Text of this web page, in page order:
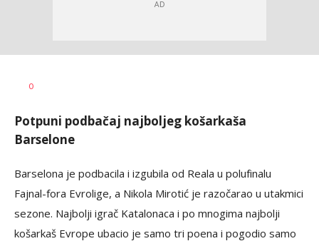
AUTOR
0
Potpuni podbačaj najboljeg košarkaša
Barselone
Barselona je podbacila i izgubila od Reala u polufinalu
Fajnal-fora Evrolige, a Nikola Mirotić je razočarao u utakmici
sezone. Najbolji igrač Katalonaca i po mnogima najbolji
košarkaš Evrope ubacio je samo tri poena i pogodio samo